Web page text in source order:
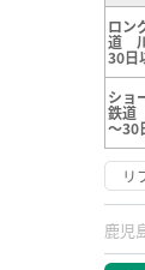
ロン
道 川
30日
ショ
鉄道
～30
リ
鹿児